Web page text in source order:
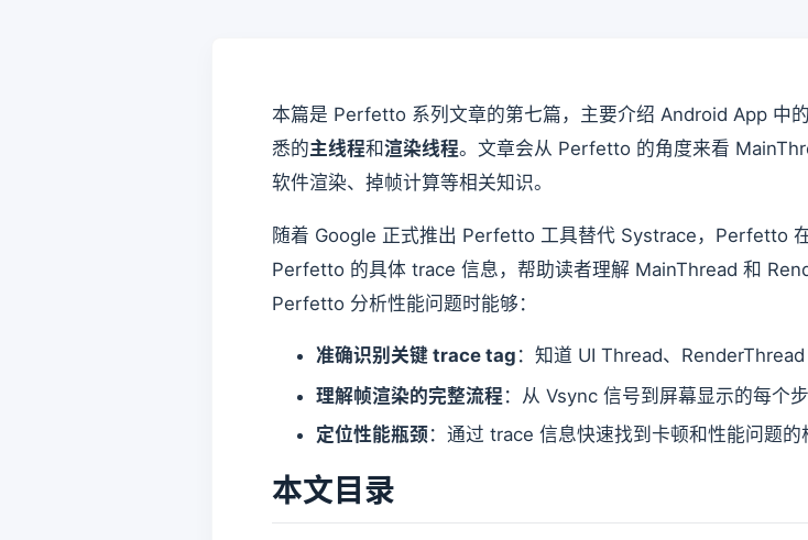
本篇是 Perfetto 系列文章的第七篇，主要介绍 Android App 中
悉的主线程和渲染线程。文章会从 Perfetto 的角度来看
软件渲染、掉帧计算等相关知识。
随着 Google 正式推出 Perfetto 工具替代 Systrace，Perfetto
Perfetto 的具体 trace 信息，帮助读者理解 MainThread 和
Perfetto 分析性能问题时能够：
准确识别关键 trace tag ：知道 UI Thread、
理解帧渲染的完整流程 ：从 Vsync 信号到屏幕显示的每个
定位性能瓶颈：通过 trace 信息快速找到卡顿和性能问题的
本文目录